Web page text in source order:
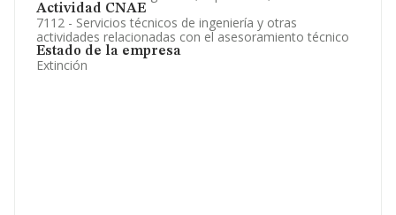
Actividad CNAE
7112 - Servicios técnicos de ingeniería y otras
actividades relacionadas con el asesoramiento técnico
Estado de la empresa
Extinción